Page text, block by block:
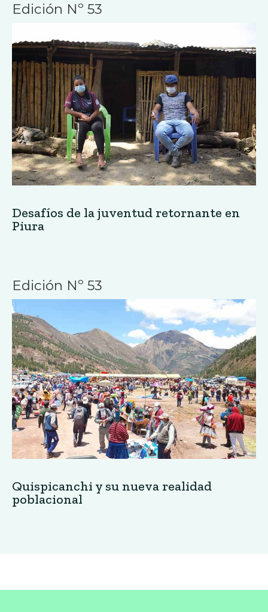
Edición Nº 53
Desafíos de la juventud retornante en
Piura
Edición Nº 53
Quispicanchi y su nueva realidad
poblacional